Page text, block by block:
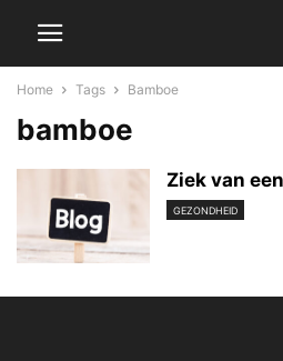
Home Tags Bamboe
bamboe
Ziek van
GEZONDHEID